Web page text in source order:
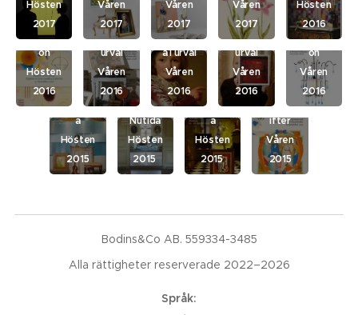
Hösten
2017
Våren
2017
Våren
2017
Våren
2017
Hösten
2016
Collecti
on
Hösten
2016
Handskr
ifter i
urval
Våren
2016
Klassisk
a i urval
Våren
2016
Nutida i
urval
Våren
2016
Private
Collecti
on
Våren
2016
Klassisk
a
Hösten
2015
Nutida
Hösten
2015
Modern
a
Hösten
2015
Kartor
Handskr
ifter
Våren
2015
Bodins&Co AB. 559334-3485
Alla rättigheter reserverade 2022–2026
Språk